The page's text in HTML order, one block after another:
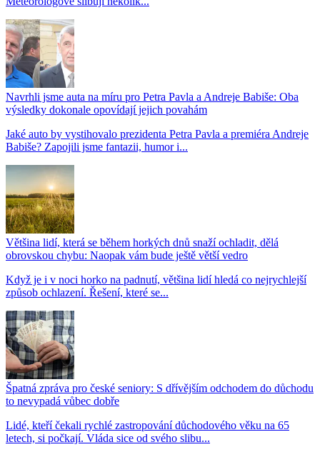
Navrhli jsme auta na míru pro Petra Pavla a Andreje Babiše: Oba
výsledky dokonale opovídají jejich povahám
Jaké auto by vystihovalo prezidenta Petra Pavla a premiéra Andreje
Babiše? Zapojili jsme fantazii, humor i...
Většina lidí, která se během horkých dnů snaží ochladit, dělá
obrovskou chybu: Naopak vám bude ještě větší vedro
Když je i v noci horko na padnutí, většina lidí hledá co nejrychlejší
způsob ochlazení. Řešení, které se...
Špatná zpráva pro české seniory: S dřívějším odchodem do důchodu
to nevypadá vůbec dobře
Lidé, kteří čekali rychlé zastropování důchodového věku na 65
letech, si počkají. Vláda sice od svého slibu...